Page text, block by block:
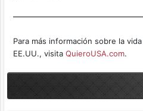
Para más información sobre la
EE.UU., visita QuieroUSA.com.